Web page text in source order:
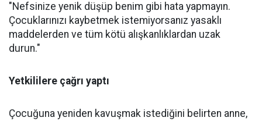
"Nefsinize yenik düşüp benim gibi hata yapmayın.
Çocuklarınızı kaybetmek istemiyorsanız yasaklı
maddelerden ve tüm kötü alışkanlıklardan uzak
durun."
Yetkililere çağrı yaptı
Çocuğuna yeniden kavuşmak istediğini belirten anne,